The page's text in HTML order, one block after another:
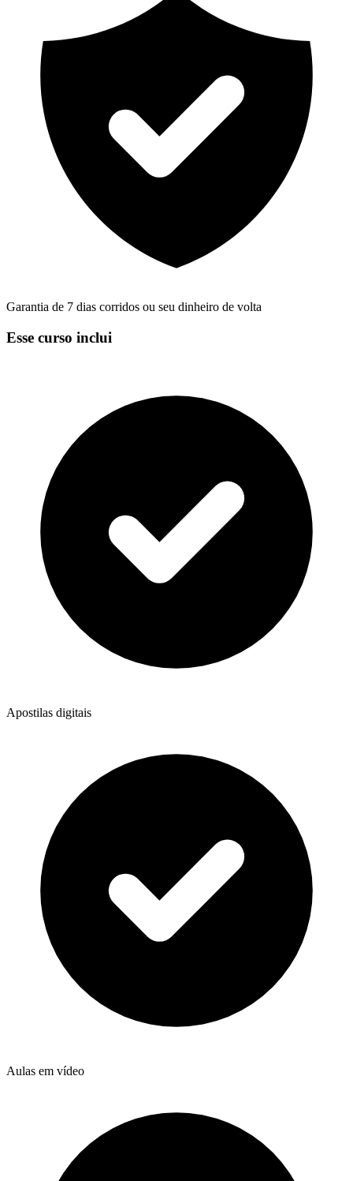
Garantia de 7 dias corridos ou seu dinheiro de volta
Esse curso inclui
Apostilas digitais
Aulas em vídeo